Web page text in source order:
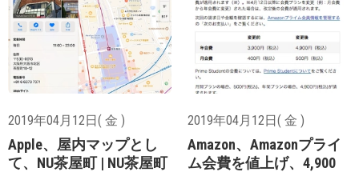
2019年04月12日( 金 )
Apple、屋内マップとし
て、NU茶屋町 | NU茶屋町
2019年04月12日( 金 )
Amazon、Amazonプライ
ム会費を値上げ、4,900